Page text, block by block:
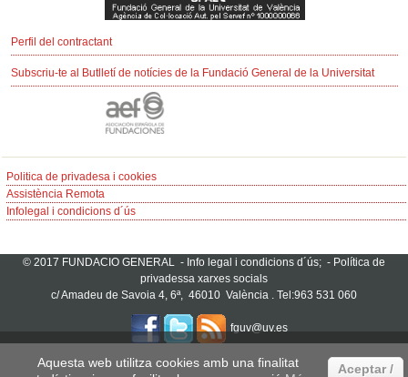
Perfil del contractant
Subscriu-te al Butlletí de notícies de la Fundació General de la Universitat
Politica de privadesa i cookies
Assistència Remota
Infolegal i condicions d´ús
© 2017 FUNDACIO GENERAL - Info legal i condicions d´ús; - Política de
privadessa xarxes socials
c/ Amadeu de Savoia 4, 6ª, 46010 València . Tel:963 531 060
fguv@uv.es
Aquesta web utilitza cookies amb una finalitat
Aceptar /